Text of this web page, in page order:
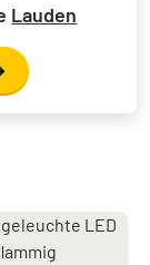
Lauden